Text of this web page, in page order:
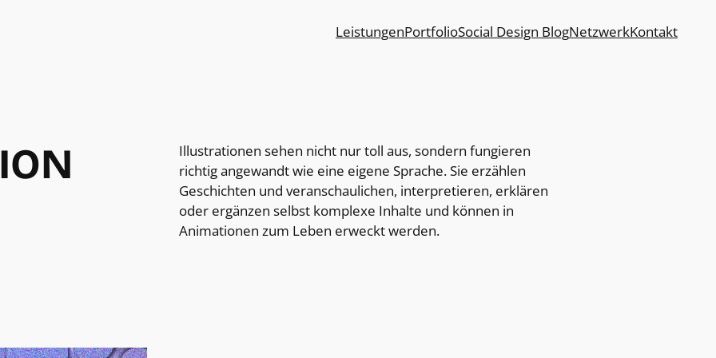
LeistungenPortfolioSocial Design BlogNetzwerkKontakt
Illustrationen sehen nicht nur toll aus, sondern fungieren
richtig angewandt wie eine eigene Sprache. Sie erzählen
Geschichten und veranschaulichen, interpretieren, erklären
oder ergänzen selbst komplexe Inhalte und können in
Animationen zum Leben erweckt werden.